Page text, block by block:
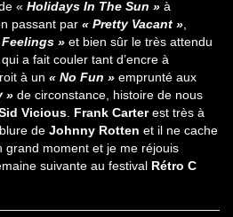
« Holidays In The Sun » à
passant par « Pretty Vacant »
Feelings » et bien sûr le très attendu
qui a fait couler tant d’encre à
à un « No Fun » emprunté aux
» de circonstance, histoire de nous
Vicious Frank Carterest très à
de Johnny Rotten et il ne cache
grand moment et je me réjouis
suivante au festival Rétro C